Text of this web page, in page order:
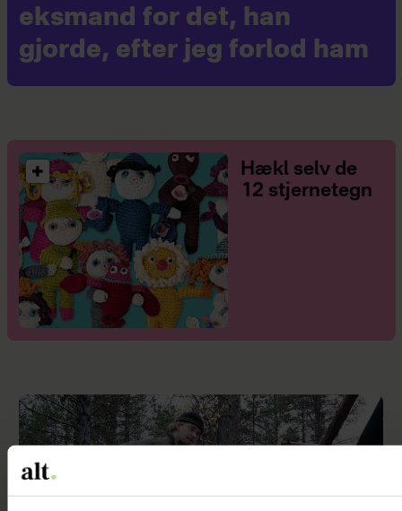
eksmand for det, han
gjorde, efter jeg forlod ham
Hækl selv de
12 stjernetegn